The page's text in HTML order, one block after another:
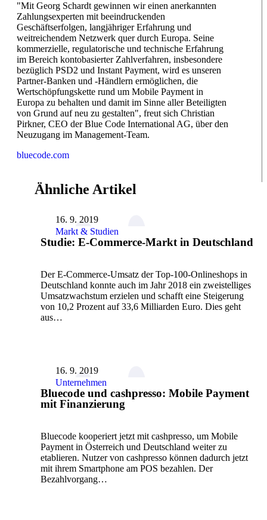
"Mit Georg Schardt gewinnen wir einen anerkannten
Zahlungsexperten mit beeindruckenden
Geschäftserfolgen, langjähriger Erfahrung und
weitreichendem Netzwerk quer durch Europa. Seine
kommerzielle, regulatorische und technische Erfahrung
im Bereich kontobasierter Zahlverfahren, insbesondere
bezüglich PSD2 und Instant Payment, wird es unseren
Partner-Banken und -Händlern ermöglichen, die
Wertschöpfungskette rund um Mobile Payment in
Europa zu behalten und damit im Sinne aller Beteiligten
von Grund auf neu zu gestalten", freut sich Christian
Pirkner, CEO der Blue Code International AG, über den
Neuzugang im Management-Team.
bluecode.com
Ähnliche Artikel
16. 9. 2019
Markt & Studien
Studie: E-Commerce-Markt in Deutschland
Der E-Commerce-Umsatz der Top-100-Onlineshops in
Deutschland konnte auch im Jahr 2018 ein zweistelliges
Umsatzwachstum erzielen und schafft eine Steigerung
von 10,2 Prozent auf 33,6 Milliarden Euro. Dies geht
aus…
16. 9. 2019
Unternehmen
Bluecode und cashpresso: Mobile Payment
mit Finanzierung
Bluecode kooperiert jetzt mit cashpresso, um Mobile
Payment in Österreich und Deutschland weiter zu
etablieren. Nutzer von cashpresso können dadurch jetzt
mit ihrem Smartphone am POS bezahlen. Der
Bezahlvorgang…